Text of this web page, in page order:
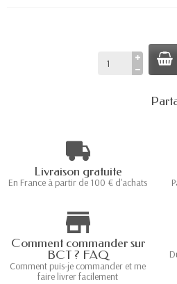
Livraison gratuite
En France à partir de 100 € d'achats
Comment commander sur
BCT ? FAQ
Comment puis-je commander et me
faire livrer facilement